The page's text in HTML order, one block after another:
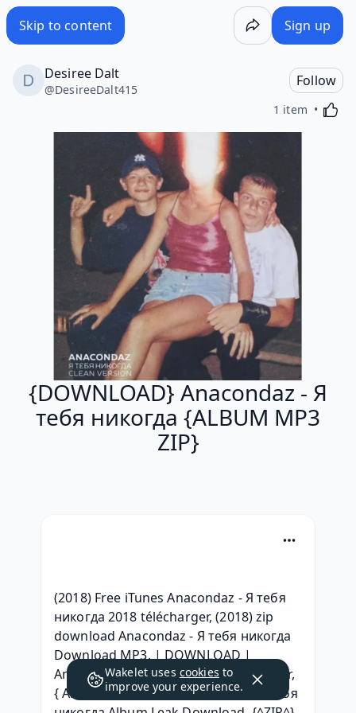
Skip to content Sign up
Desiree Dalt
@DesireeDalt415
Follow
1 item
{DOWNLOAD} Anacondaz - Я
тебя никогда {ALBUM MP3
ZIP}
(2018) Free iTunes Anacondaz - Я тебя
никогда 2018 télécharger, (2018) zip
download Anacondaz - Я тебя никогда
Download MP3, | DOWNLOAD |
Anacondaz - Я тебя никогда Descargar,
{ Album Download } Anacondaz - Я тебя
Wakelet uses cookies to
improve your experience.